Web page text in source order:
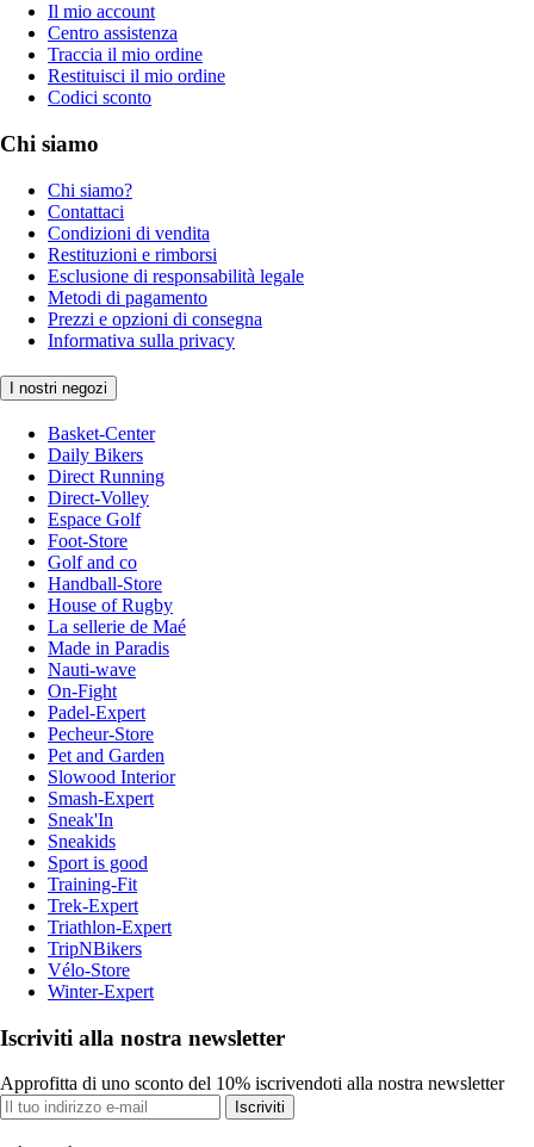
Il mio account
Centro assistenza
Traccia il mio ordine
Restituisci il mio ordine
Codici sconto
Chi siamo
Chi siamo?
Contattaci
Condizioni di vendita
Restituzioni e rimborsi
Esclusione di responsabilità legale
Metodi di pagamento
Prezzi e opzioni di consegna
Informativa sulla privacy
I nostri negozi
Basket-Center
Daily Bikers
Direct Running
Direct-Volley
Espace Golf
Foot-Store
Golf and co
Handball-Store
House of Rugby
La sellerie de Maé
Made in Paradis
Nauti-wave
On-Fight
Padel-Expert
Pecheur-Store
Pet and Garden
Slowood Interior
Smash-Expert
Sneak'In
Sneakids
Sport is good
Training-Fit
Trek-Expert
Triathlon-Expert
TripNBikers
Vélo-Store
Winter-Expert
Iscriviti alla nostra newsletter
Approfitta di uno sconto del 10% iscrivendoti alla nostra newsletter
Iscriviti